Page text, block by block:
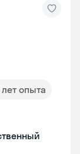
лет опыта